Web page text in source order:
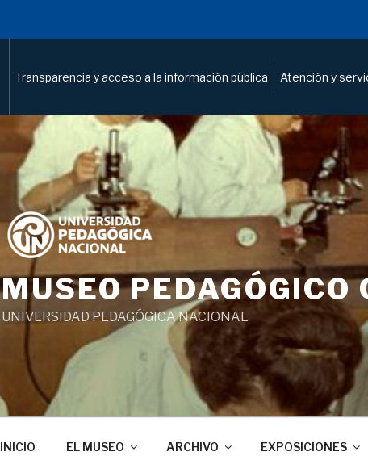
Transparencia y acceso a la información pública Atención y
MUSEO PEDAGÓGICO
UNIVERSIDAD PEDAGÓGICA NACIONAL
INICIO EL MUSEO ARCHIVO EXPOSICIONES